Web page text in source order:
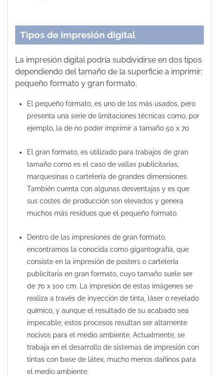
Tipos de impresión digital
La impresión digital podría subdividirse en dos tipos
dependiendo del tamaño de la superficie a imprimir:
pequeño formato y gran formato.
El pequeño formato, es uno de los más usados, pero
presenta una serie de limitaciones técnicas como, por
ejemplo, la de no poder imprimir a tamaño 50 x 70
El gran formato, es utilizado para trabajos de gran
tamaño como es el caso de vallas publicitarias,
marquesinas o cartelería de grandes dimensiones.
También cuenta con algunas desventajas y es que
sus costes de producción son elevados y genera
muchos más residuos que el pequeño formato.
Dentro de las impresiones de gran formato,
encontramos la conocida como gigantografía, que
consiste en la impresión de posters o cartelería
publicitaria en gran formato, cuyo tamaño suele ser
de 70 x 100 cm. La impresión de estas imágenes se
realiza a través de inyección de tinta, láser o revelado
químico, y aunque el resultado de su acabado sea
impecable, estos procesos resultan ser altamente
nocivos para el medio ambiente. Actualmente, se
trabaja en el desarrollo de sistemas de impresión con
tintas con base de látex, mucho menos dañinos para
el medio ambiente.